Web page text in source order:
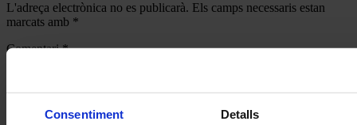
Consentiment Detalls
L'adreça electrònica no es publicarà. Els camps necessaris estan
marcats amb *
Comentari*